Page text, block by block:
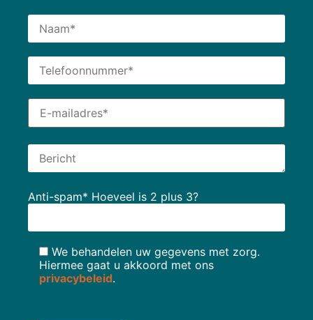
Anti-spam* Hoeveel is 2 plus 3?
We behandelen uw gegevens met zorg.
Hiermee gaat u akkoord met ons
privacybeleid.